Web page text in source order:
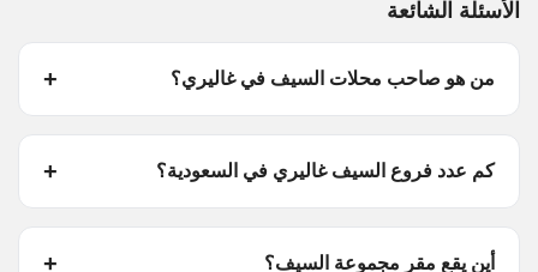
الأسئلة الشائعة
من هو صاحب محلات السيف في غاليري؟
كم عدد فروع السيف غاليري في السعودية؟
أين يقع مقر مجموعة السيف؟